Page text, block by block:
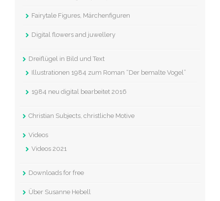
Fairytale Figures, Märchenfiguren
Digital flowers and juwellery
Dreiflügel in Bild und Text
Illustrationen 1984 zum Roman “Der bemalte Vogel”
1984 neu digital bearbeitet 2016
Christian Subjects, christliche Motive
Videos
Videos 2021
Downloads for free
Über Susanne Hebell